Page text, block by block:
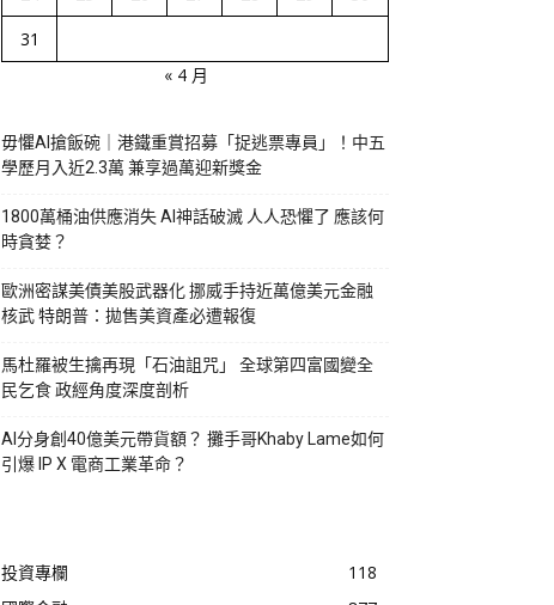
31
« 4 月
毋懼AI搶飯碗｜港鐵重賞招募「捉逃票專員」！中五
學歷月入近2.3萬 兼享過萬迎新獎金
1800萬桶油供應消失 AI神話破滅 人人恐懼了 應該何
時貪婪？
歐洲密謀美債美股武器化 挪威手持近萬億美元金融
核武 特朗普：拋售美資產必遭報復
馬杜羅被生擒再現「石油詛咒」 全球第四富國變全
民乞食 政經角度深度剖析
AI分身創40億美元帶貨額？ 攤手哥Khaby Lame如何
引爆 IP X 電商工業革命？
投資專欄
118